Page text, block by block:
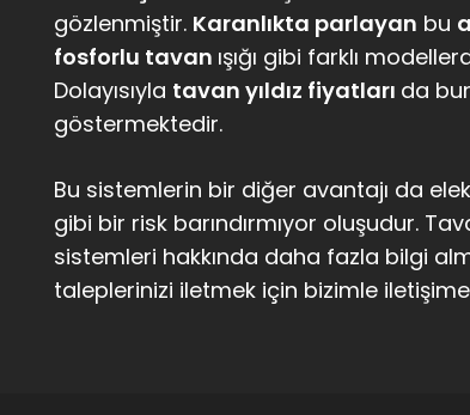
gözlenmiştir. Karanlıkta parlayan bu
fosforlu tavan ışığı gibi farklı
Dolayısıyla tavan yıldız fiyatları da
göstermektedir.
Bu sistemlerin bir diğer avantajı da
gibi bir risk barındırmıyor oluşudur.
sistemleri hakkında daha fazla bilgi
taleplerinizi iletmek için bizimle